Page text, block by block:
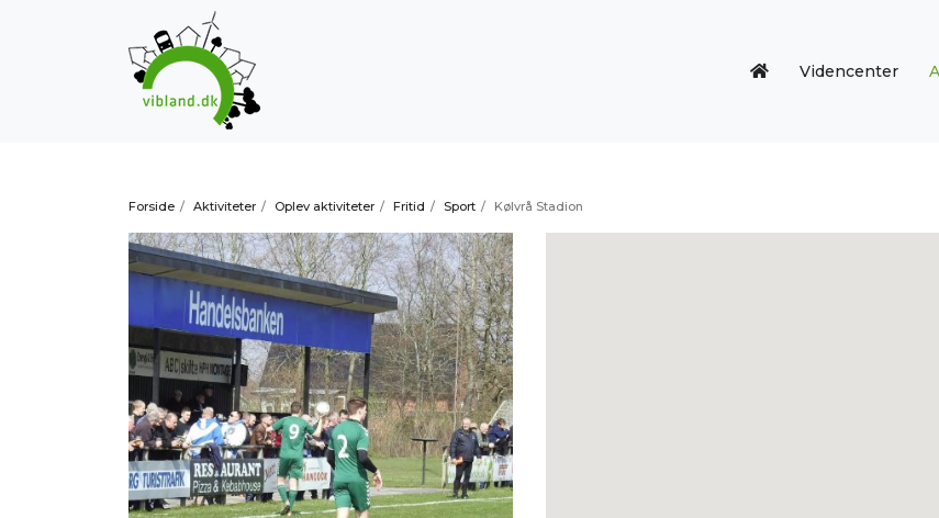
Videncenter
Forside / Aktiviteter / Oplev aktiviteter / Fritid / Sport / Kølvrå Stadion